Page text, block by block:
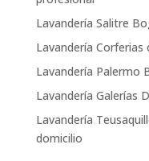
Lavandería Salitre
Lavandería
Lavandería Palermo
Lavandería Galerías
Lavandería
domicilio